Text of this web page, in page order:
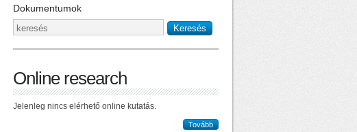
Dokumentumok
Online research
Jelenleg nincs elérhető online kutatás.
Tovább